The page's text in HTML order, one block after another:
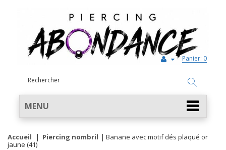
Panier: 0
MENU
Accueil Piercing nombril
Banane avec motif dés plaqué or
jaune (41)